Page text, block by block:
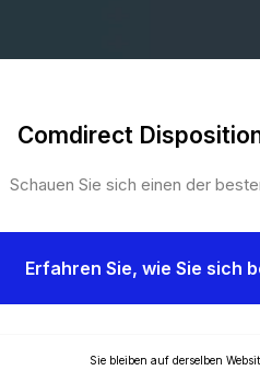
Comdirect
Schauen Sie sich einen der
Erfahren Sie, wie Sie sich
Sie bleiben auf derselben